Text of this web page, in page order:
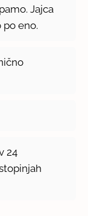
Jajca
po eno.
24